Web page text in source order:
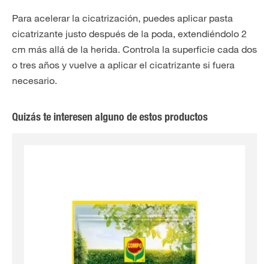
Para acelerar la cicatrización, puedes aplicar pasta
cicatrizante justo después de la poda, extendiéndolo 2
cm más allá de la herida. Controla la superficie cada dos
o tres años y vuelve a aplicar el cicatrizante si fuera
necesario.
Quizás te interesen alguno de estos productos